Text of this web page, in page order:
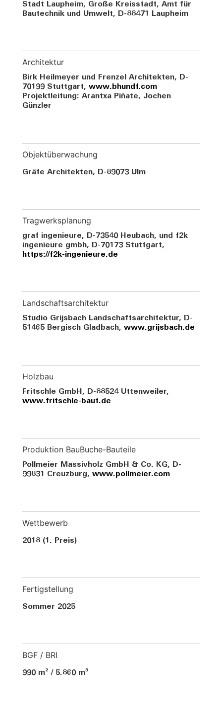
Stadt Laupheim, Große Kreisstadt, Amt für
Bautechnik und Umwelt, D-88471 Laupheim
Architektur
Birk Heilmeyer und Frenzel Architekten, D-
70199 Stuttgart, www.bhundf.com
Projektleitung: Arantxa Piñate, Jochen
Günzler
Objektüberwachung
Gräfe Architekten, D-89073 Ulm
Tragwerksplanung
graf ingenieure, D-73540 Heubach, und f2k
ingenieure gmbh, D-70173 Stuttgart,
https://f2k-ingenieure.de
Landschaftsarchitektur
Studio Grijsbach Landschaftsarchitektur, D-
51465 Bergisch Gladbach, www.grijsbach.de
Holzbau
Fritschle GmbH, D-88524 Uttenweiler,
www.fritschle-baut.de
Produktion BauBuche-Bauteile
Pollmeier Massivholz GmbH & Co. KG, D-
99831 Creuzburg, www.pollmeier.com
Wettbewerb
2018 (1. Preis)
Fertigstellung
Sommer 2025
BGF / BRI
990 m² / 5.860 m³